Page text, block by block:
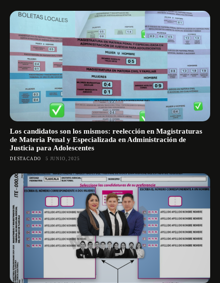
Los candidatos son los mismos: reelección en Magistraturas
de Materia Penal y Especializada en Administración de
Justicia para Adolescentes
DESTACADO 5 JUNIO, 2025